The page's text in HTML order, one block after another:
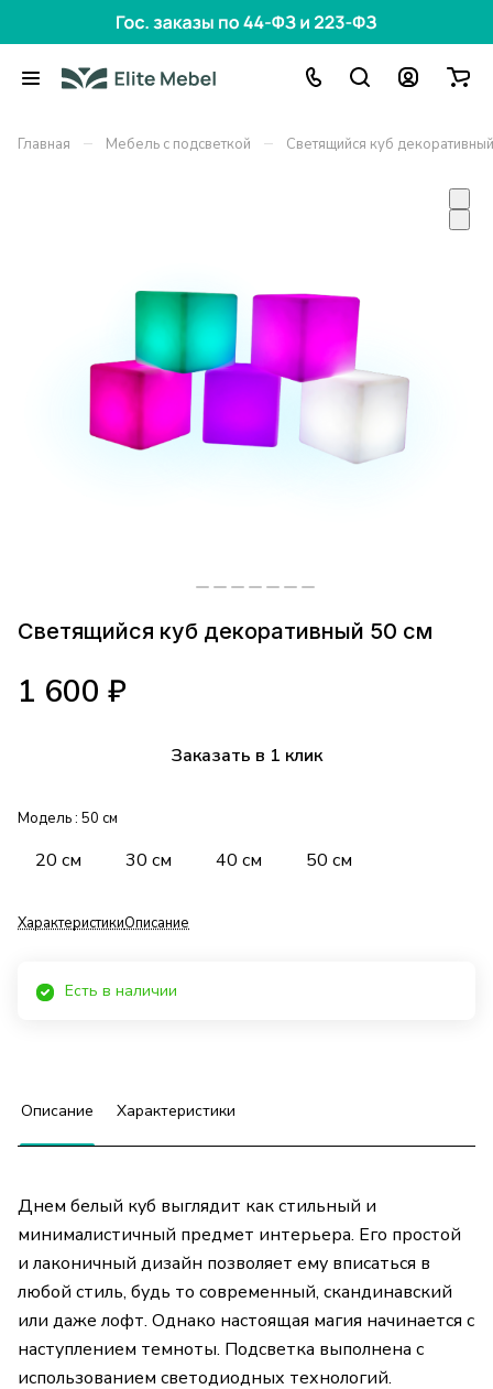
Главная – Мебель с подсветкой – Светящийся куб декоративный
Светящийся куб декоративный 50 см
1 600 ₽
Заказать в 1 клик
Модель : 50 см
20 см 30 см 40 см 50 см
ХарактеристикиОписание
Есть в наличии
Описание Характеристики
Днем белый куб выглядит как стильный и
минималистичный предмет интерьера. Его простой
и лаконичный дизайн позволяет ему вписаться в
любой стиль, будь то современный, скандинавский
или даже лофт. Однако настоящая магия начинается с
наступлением темноты. Подсветка выполнена с
использованием светодиодных технологий.